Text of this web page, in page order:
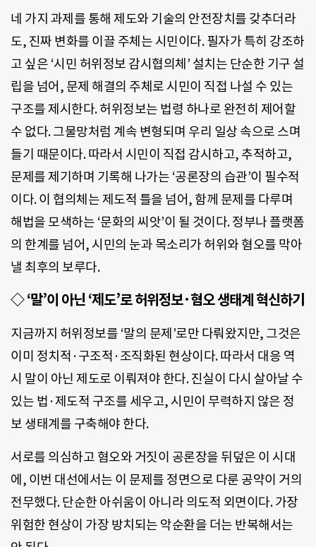
네 가지 과제를 통해 제도와 기술의 안전장치를 갖추더라
도, 진짜 변화를 이끌 주체는 시민이다. 필자가 특히 강조하
고 싶은 ‘시민 허위정보 감시협의체’ 설치는 단순한 기구 설
립을 넘어, 문제 해결의 주체로 시민이 직접 나설 수 있는
구조를 제시한다. 허위정보는 법령 하나로 완전히 제어할
수 없다. 그물망처럼 계속 변형되며 우리 일상 속으로 스며
들기 때문이다. 따라서 시민이 직접 감시하고, 추적하고,
문제를 제기하며 기록해 나가는 ‘공론장의 습관’이 필수적
이다. 이 협의체는 제도적 틀을 넘어, 함께 문제를 다루며
해법을 모색하는 ‘문화의 씨앗’이 될 것이다. 정부나 플랫폼
의 한계를 넘어, 시민의 눈과 목소리가 허위와 혐오를 막아
낼 최후의 보루다.
◇ ‘말’이 아닌 ‘제도’로 허위정보·혐오 생태계 혁신하기
지금까지 허위정보를 ‘말의 문제’로만 다뤄왔지만, 그것은
이미 정치적·구조적·조직화된 현상이다. 따라서 대응 역
시 말이 아닌 제도로 이뤄져야 한다. 진실이 다시 살아날 수
있는 법·제도적 구조를 세우고, 시민이 무력하지 않은 정
보 생태계를 구축해야 한다.
서로를 의심하고 혐오와 거짓이 공론장을 뒤덮은 이 시대
에, 이번 대선에서는 이 문제를 정면으로 다룬 공약이 거의
전무했다. 단순한 아쉬움이 아니라 의도적 외면이다. 가장
위험한 현상이 가장 방치되는 악순환을 더는 반복해서는